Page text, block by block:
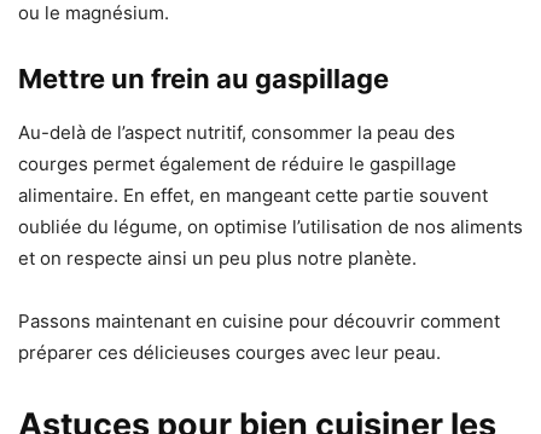
ou le magnésium.
Mettre un frein au gaspillage
Au-delà de l’aspect nutritif, consommer la peau des
courges permet également de réduire le gaspillage
alimentaire. En effet, en mangeant cette partie souvent
oubliée du légume, on optimise l’utilisation de nos aliments
et on respecte ainsi un peu plus notre planète.
Passons maintenant en cuisine pour découvrir comment
préparer ces délicieuses courges avec leur peau.
Astuces pour bien cuisiner les